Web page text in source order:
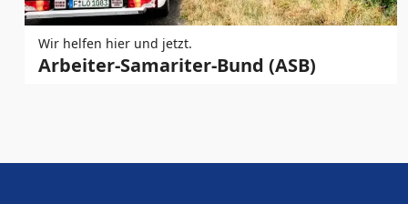
Wir helfen hier und jetzt.
Arbeiter-Samariter-Bund (ASB)